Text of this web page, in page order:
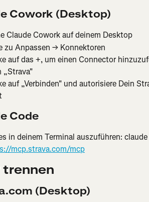
Cowork (Desktop)
Claude Cowork auf deinem Desktop
zu Anpassen → Konnektoren
auf das +, um einen Connector
„Strava"
auf „Verbinden" und autorisiere Dein
Code
in deinem Terminal auszuführen:
mcp.strava.com/mcp
trennen
(Desktop)